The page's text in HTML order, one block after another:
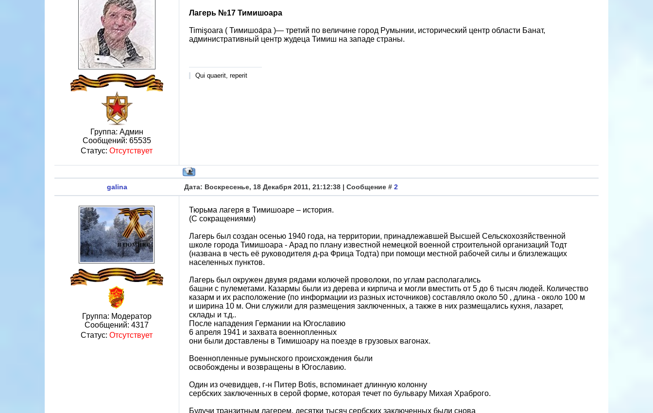
Группа: Админ
Сообщений: 65535
Статус: Отсутствует
Лагерь №17 Тимишоара
Timişoara ( Тимишоа́ра )— третий по величине город Румынии, исторический центр области Банат,
административный центр жудеца Тимиш на западе страны.
Qui quaerit, reperit
galina Дата: Воскресенье, 18 Декабря 2011, 21:12:38 | Сообщение # 2
Группа: Модератор
Сообщений: 4317
Статус: Отсутствует
Тюрьма лагеря в Тимишоаре – история.
(С сокращениями)
Лагерь был создан осенью 1940 года, на территории, принадлежавшей Высшей Сельскохозяйственной
школе города Тимишоара - Арад по плану известной немецкой военной строительной организаций Тодт
(названа в честь её руководителя д-ра Фрица Тодта) при помощи местной рабочей силы и близлежащих
населенных пунктов.
Лагерь был окружен двумя рядами колючей проволоки, по углам располагались
башни с пулеметами. Казармы были из дерева и кирпича и могли вместить от 5 до 6 тысяч людей. Количество
казарм и их расположение (по информации из разных источников) составляло около 50 , длина - около 100 м
и ширина 10 м. Они служили для размещения заключенных, а также в них размещались кухня, лазарет,
склады и т.д..
После нападения Германии на Югославию
6 апреля 1941 и захвата военнопленных
они были доставлены в Тимишоару на поезде в грузовых вагонах.
Военнопленные румынского происхождения были
освобождены и возвращены в Югославию.
Один из очевидцев, г-н Питер Botis, вспоминает длинную колонну
сербских заключенных в серой форме, которая течет по бульвару Михая Храброго.
Будучи транзитным лагерем, десятки тысяч сербских заключенных были снова